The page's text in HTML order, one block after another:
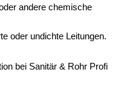
andere chemische
oder undichte Leitungen.
bei Sanitär & Rohr Profi